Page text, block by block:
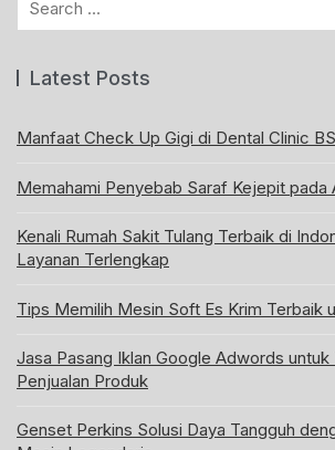
Latest Posts
Manfaat Check Up Gigi di Dental Clinic
Memahami Penyebab Saraf Kejepit pada
Kenali Rumah Sakit Tulang Terbaik di
Layanan Terlengkap
Tips Memilih Mesin Soft Es Krim Terbaik
Jasa Pasang Iklan Google Adwords untuk
Penjualan Produk
Genset Perkins Solusi Daya Tangguh